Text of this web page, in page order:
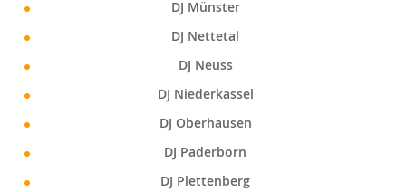
DJ Münster
DJ Nettetal
DJ Neuss
DJ Niederkassel
DJ Oberhausen
DJ Paderborn
DJ Plettenberg